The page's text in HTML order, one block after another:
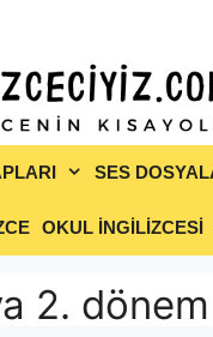
SES
OKUL İNGİLİZCESİ
2.